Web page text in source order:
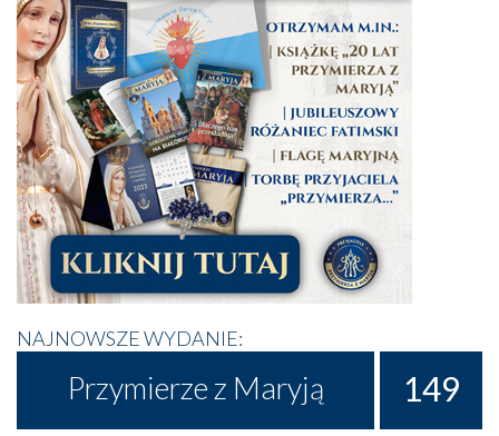
NAJNOWSZE WYDANIE:
Przymierze z Maryją 149